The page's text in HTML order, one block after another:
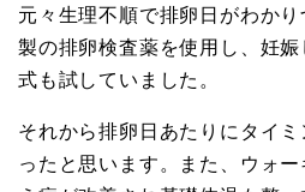
元々生理不順で排卵日がわか
製の排卵検査薬を使用し、妊
式も試していました。
それから排卵日あたりにタイ
ったと思います。また、ウォ